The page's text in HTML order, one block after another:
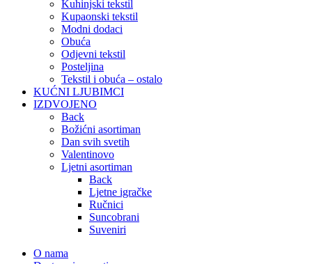
Kuhinjski tekstil
Kupaonski tekstil
Modni dodaci
Obuća
Odjevni tekstil
Posteljina
Tekstil i obuća – ostalo
KUĆNI LJUBIMCI
IZDVOJENO
Back
Božićni asortiman
Dan svih svetih
Valentinovo
Ljetni asortiman
Back
Ljetne igračke
Ručnici
Suncobrani
Suveniri
O nama